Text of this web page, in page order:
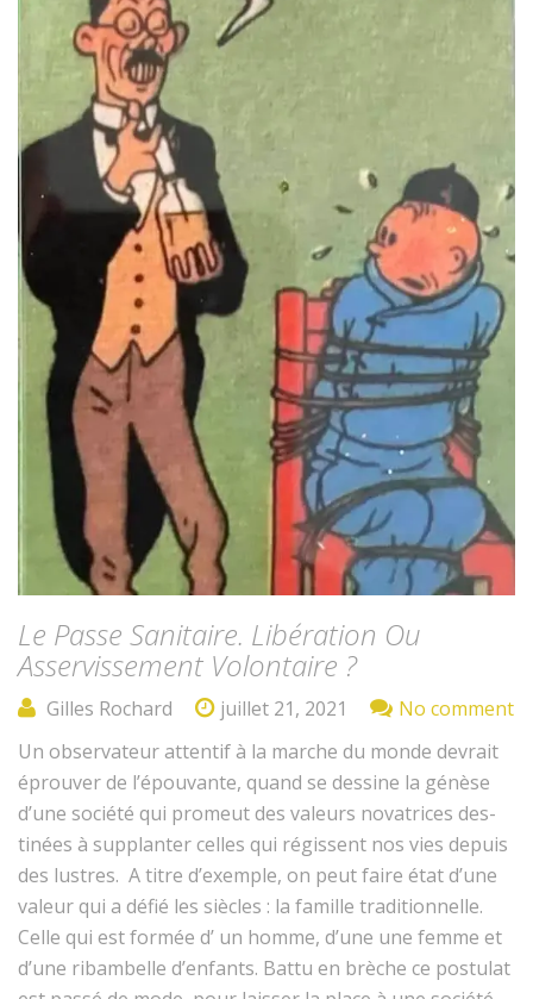
Le Passe Sanitaire. Libération Ou
Asservissement Volontaire ?
Gilles Rochard juillet 21, 2021
No comment
Un obser­va­teur atten­tif à la marche du monde devrait
éprou­ver de l’épou­vante, quand se des­sine la génèse
d’une société qui promeut des valeurs nova­tri­ces des­
tinées à sup­planter celles qui régis­sent nos vies depuis
des lus­tres. A titre d’ex­em­ple, on peut faire état d’une
valeur qui a défié les siè­cles : la famille tra­di­tion­nelle.
Celle qui est for­mée d’ un homme, d’une une femme et
d’une rib­am­belle d’en­fants. Bat­tu en brèche ce pos­tu­lat